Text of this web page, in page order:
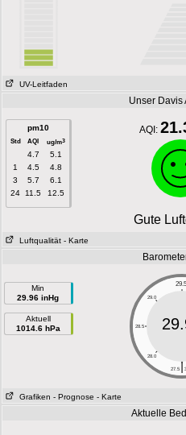
UV-Leitfaden
Unser Davis
pm10
Std AQI ug/m3
4.7
5.1
1
4.5
4.8
3
5.7
6.1
24
11.5 12.5
AQI:
Gute
Luftqualität - Karte
Min
29.96 inHg
Aktuell
1014.6 hPa
29.5
29.0
28.5
28.0
|
27.5
Grafiken - Prognose - Karte
Aktuelle